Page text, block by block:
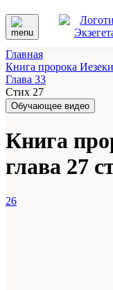
Главная
Книга пророка
Глава 33
Стих 27
Обучающее видео
Книга
глава 27
26